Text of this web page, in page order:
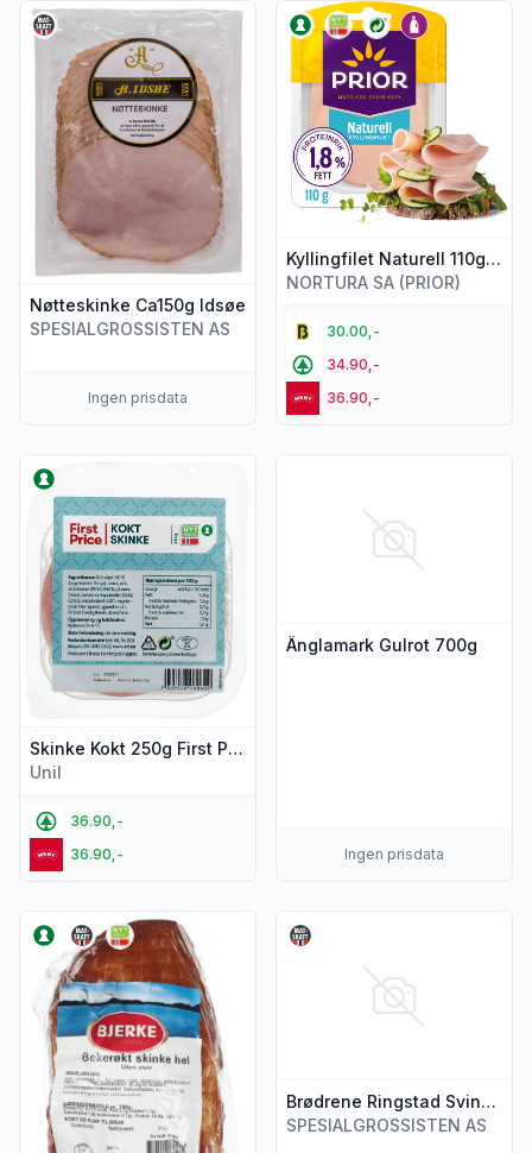
Nøtteskinke Ca150g Idsøe
SPESIALGROSSISTEN AS
Ingen prisdata
Vis flere detaljer for produktet "Nøtteskinke Ca150g Idsøe"
Kyllingfilet Naturell 110g Prior
NORTURA SA (PRIOR)
30.00,-
34.90,-
36.90,-
Vis flere detaljer for
Skinke Kokt 250g First Price
Unil
36.90,-
36.90,-
Vis flere detaljer for produktet "Skinke Kokt 250g First
Änglamark Gulrot 700g
Ingen prisdata
Vis flere detaljer for produktet "Skinke Bøkerøkt Kokt hel
Brødrene Ringstad Svinefilet med Krydder
SPESIALGROSSISTEN AS
Vis flere detaljer for